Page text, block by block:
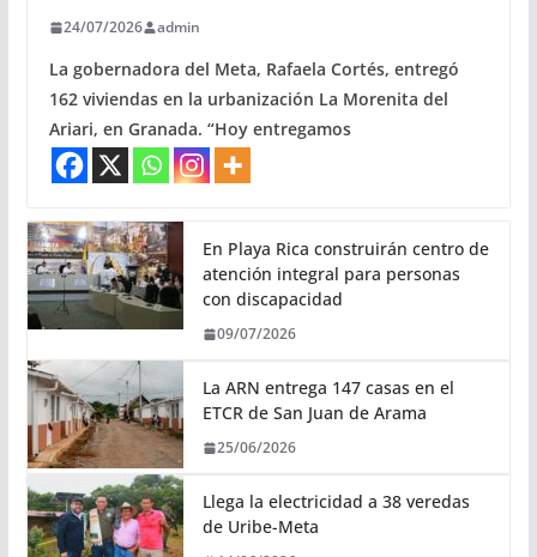
24/07/2026 admin
La gobernadora del Meta, Rafaela Cortés, entregó
162 viviendas en la urbanización La Morenita del
Ariari, en Granada. “Hoy entregamos
En Playa Rica construirán centro de
atención integral para personas
con discapacidad
09/07/2026
La ARN entrega 147 casas en el
ETCR de San Juan de Arama
25/06/2026
Llega la electricidad a 38 veredas
de Uribe-Meta